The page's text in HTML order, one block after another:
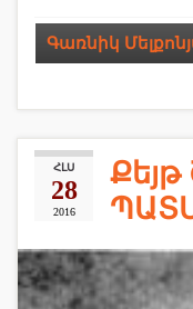
Գառնիկ
ՀԼՍ
28
2016